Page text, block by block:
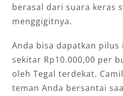
berasal dari suara keras
menggigitnya.
Anda bisa dapatkan pilus
sekitar Rp10.000,00 per
oleh Tegal terdekat.
teman Anda bersantai